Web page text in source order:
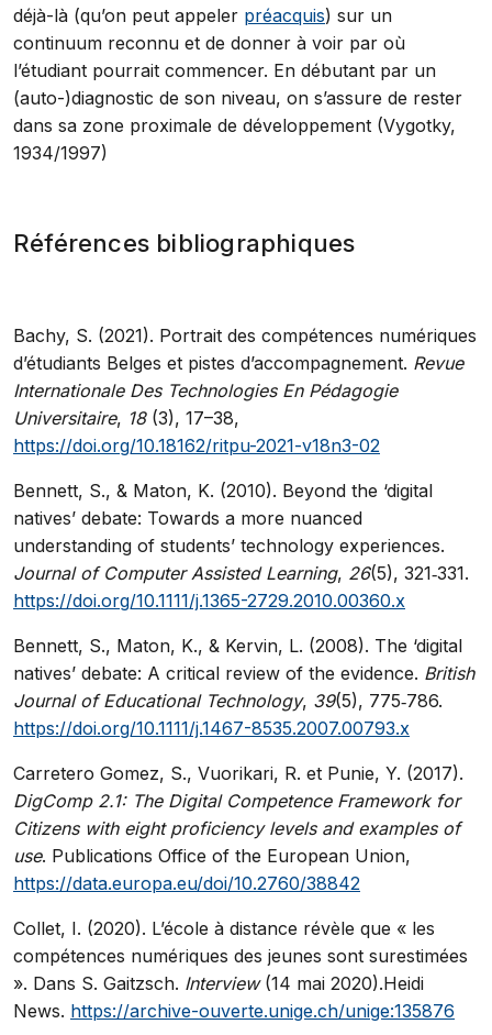
déjà-là (qu’on peut appeler préacquis) sur un
continuum reconnu et de donner à voir par où
l’étudiant pourrait commencer. En débutant par un
(auto-)diagnostic de son niveau, on s’assure de rester
dans sa zone proximale de développement (Vygotky,
1934/1997)
Références bibliographiques
Bachy, S. (2021). Portrait des compétences numériques
d’étudiants Belges et pistes d’accompagnement. Revue
Internationale Des Technologies En Pédagogie
Universitaire, 18(3), 17–38,
https://doi.org/10.18162/ritpu-2021-v18n3-02
Bennett, S., & Maton, K. (2010). Beyond the ‘digital
natives’ debate: Towards a more nuanced
understanding of students’ technology experiences.
Journal of Computer Assisted Learning, 26(5), 321‑331.
https://doi.org/10.1111/j.1365-2729.2010.00360.x
Bennett, S., Maton, K., & Kervin, L. (2008). The ‘digital
natives’ debate: A critical review of the evidence. British
Journal of Educational Technology, 39(5), 775‑786.
https://doi.org/10.1111/j.1467-8535.2007.00793.x
Carretero Gomez, S., Vuorikari, R. et Punie, Y. (2017).
DigComp 2.1: The Digital Competence Framework for
Citizens with eight proficiency levels and examples of
use. Publications Office of the European Union,
https://data.europa.eu/doi/10.2760/38842
Collet, I. (2020). L’école à distance révèle que « les
compétences numériques des jeunes sont surestimées
». Dans S. Gaitzsch. Interview (14 mai 2020).Heidi
News. https://archive-ouverte.unige.ch/unige:135876